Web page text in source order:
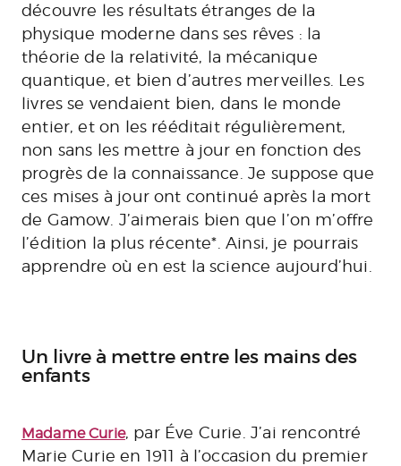
découvre les résultats étranges de la
physique moderne dans ses rêves : la
théorie de la relativité, la mécanique
quantique, et bien d’autres merveilles. Les
livres se vendaient bien, dans le monde
entier, et on les rééditait régulièrement,
non sans les mettre à jour en fonction des
progrès de la connaissance. Je suppose que
ces mises à jour ont continué après la mort
de Gamow. J’aimerais bien que l’on m’offre
l’édition la plus récente*. Ainsi, je pourrais
apprendre où en est la science aujourd’hui.
Un livre à mettre entre les mains des
enfants
Madame Curie, par Éve Curie. J’ai rencontré
Marie Curie en 1911 à l’occasion du premier